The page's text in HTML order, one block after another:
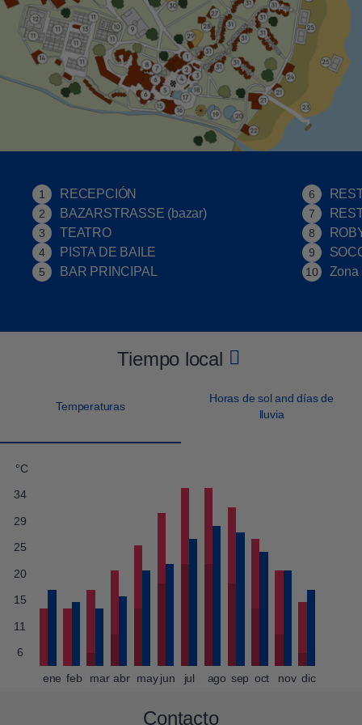
1 RECEPCIÓN
2 BAZARSTRASSE (bazar)
3 TEATRO
4 PISTA DE BAILE
5 BAR PRINCIPAL
6
7
8
9
10 Zona
Tiempo local
Temperaturas
Horas de sol and días de
lluvia
°C
34
29
25
20
15
11
6
ene feb mar abr may jun jul ago sep oct nov dic
Contacto